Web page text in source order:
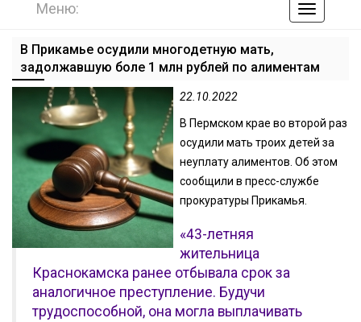
по
Меню:
В Прикамье осудили многодетную мать,
задолжавшую боле 1 млн рублей по алиментам
22.10.2022
В Пермском крае во второй раз
осудили мать троих детей за
неуплату алиментов. Об этом
сообщили в пресс-службе
прокуратуры Прикамья.
«43-летняя
жительница
Краснокамска ранее отбывала срок за
аналогичное преступление. Будучи
трудоспособной, она могла выплачивать